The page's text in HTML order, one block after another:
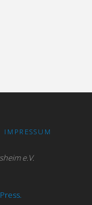
IMPRESSUM
e.V.